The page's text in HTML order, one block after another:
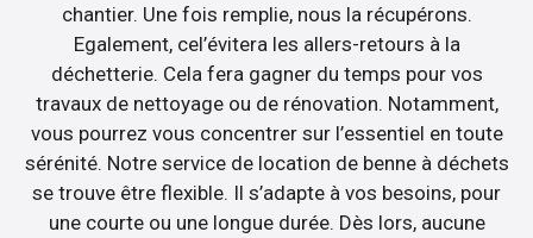
chantier. Une fois remplie, nous la récupérons.
Egalement, cel’évitera les allers-retours à la
déchetterie. Cela fera gagner du temps pour vos
travaux de nettoyage ou de rénovation. Notamment,
vous pourrez vous concentrer sur l’essentiel en toute
sérénité. Notre service de location de benne à déchets
se trouve être flexible. Il s’adapte à vos besoins, pour
une courte ou une longue durée. Dès lors, aucune